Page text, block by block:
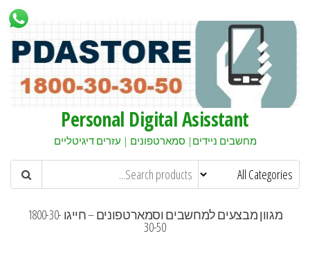
Personal Digital Asisstant
מחשבים ניידים| סמארטפונים | עזרים דיגיטליים
מגוון מבצעים למחשבים וסמארטפונים – חייגו 1800-30-
30-50